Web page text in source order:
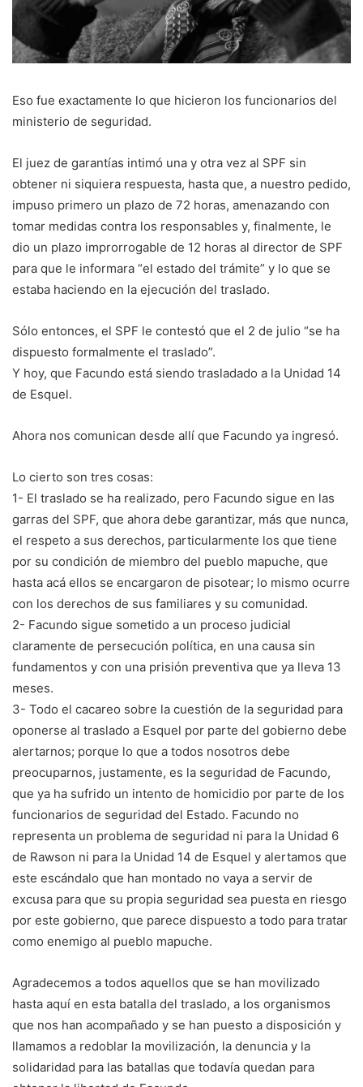
Eso fue exactamente lo que hicieron los funcionarios del
ministerio de seguridad.
El juez de garantías intimó una y otra vez al SPF sin
obtener ni siquiera respuesta, hasta que, a nuestro pedido,
impuso primero un plazo de 72 horas, amenazando con
tomar medidas contra los responsables y, finalmente, le
dio un plazo improrrogable de 12 horas al director de SPF
para que le informara “el estado del trámite” y lo que se
estaba haciendo en la ejecución del traslado.
Sólo entonces, el SPF le contestó que el 2 de julio “se ha
dispuesto formalmente el traslado”.
Y hoy, que Facundo está siendo trasladado a la Unidad 14
de Esquel.
Ahora nos comunican desde allí que Facundo ya ingresó.
Lo cierto son tres cosas:
1- El traslado se ha realizado, pero Facundo sigue en las
garras del SPF, que ahora debe garantizar, más que nunca,
el respeto a sus derechos, particularmente los que tiene
por su condición de miembro del pueblo mapuche, que
hasta acá ellos se encargaron de pisotear; lo mismo ocurre
con los derechos de sus familiares y su comunidad.
2- Facundo sigue sometido a un proceso judicial
claramente de persecución política, en una causa sin
fundamentos y con una prisión preventiva que ya lleva 13
meses.
3- Todo el cacareo sobre la cuestión de la seguridad para
oponerse al traslado a Esquel por parte del gobierno debe
alertarnos; porque lo que a todos nosotros debe
preocuparnos, justamente, es la seguridad de Facundo,
que ya ha sufrido un intento de homicidio por parte de los
funcionarios de seguridad del Estado. Facundo no
representa un problema de seguridad ni para la Unidad 6
de Rawson ni para la Unidad 14 de Esquel y alertamos que
este escándalo que han montado no vaya a servir de
excusa para que su propia seguridad sea puesta en riesgo
por este gobierno, que parece dispuesto a todo para tratar
como enemigo al pueblo mapuche.
Agradecemos a todos aquellos que se han movilizado
hasta aquí en esta batalla del traslado, a los organismos
que nos han acompañado y se han puesto a disposición y
llamamos a redoblar la movilización, la denuncia y la
solidaridad para las batallas que todavía quedan para